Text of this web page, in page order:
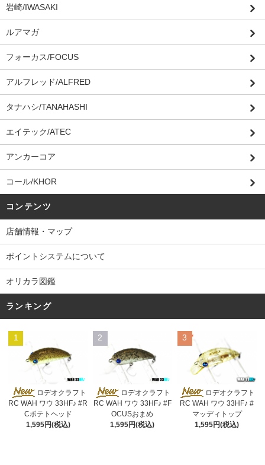
岩崎/IWASAKI
ルアマガ
フォーカス/FOCUS
アルフレッド/ALFRED
タナハシ/TANAHASHI
エイテック/ATEC
アンカーコア
コール/KHOR
コンテンツ
店舗情報・マップ
ポイントシステムについて
オリカラ図鑑
ランキング
1
ロデオクラフト
RC WAH ワウ 33HF♪ #R
Cポテトヘッド
1,595円(税込)
2
ロデオクラフト
RC WAH ワウ 33HF♪ #F
OCUSおまめ
1,595円(税込)
3
ロデオクラフト
RC WAH ワウ 33HF♪ #
マッディトップ
1,595円(税込)